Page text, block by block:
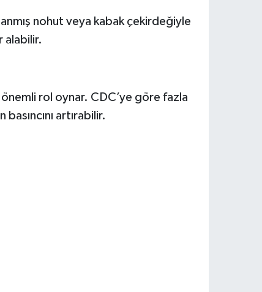
nohut veya kabak çekirdeğiyle
alabilir.
rol oynar. CDC’ye göre fazla
artırabilir.